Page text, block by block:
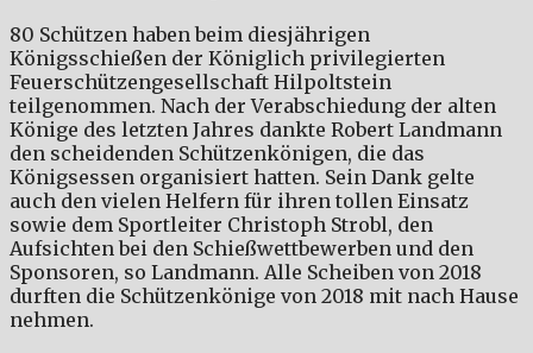
80 Schützen haben beim diesjährigen
Königsschießen der Königlich privilegierten
Feuerschützengesellschaft Hilpoltstein
teilgenommen. Nach der Verabschiedung der alten
Könige des letzten Jahres dankte Robert Landmann
den scheidenden Schützenkönigen, die das
Königsessen organisiert hatten. Sein Dank gelte
auch den vielen Helfern für ihren tollen Einsatz
sowie dem Sportleiter Christoph Strobl, den
Aufsichten bei den Schießwettbewerben und den
Sponsoren, so Landmann. Alle Scheiben von 2018
durften die Schützenkönige von 2018 mit nach Hause
nehmen.